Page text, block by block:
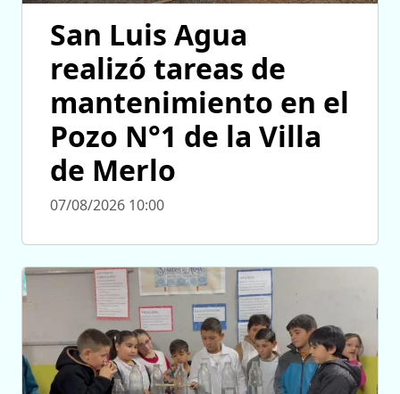
San Luis Agua
realizó tareas de
mantenimiento en el
Pozo N°1 de la Villa
de Merlo
07/08/2026 10:00